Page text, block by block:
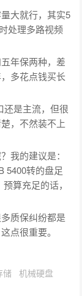
大就行，其实5
处理多路视频
年保两种，差
多花点钱买长
还是主流，但很
，不然装不上
我的建议是：
5400转的盘足
算充足的话，
质保纠纷都是
点很重要。
储
机械硬盘